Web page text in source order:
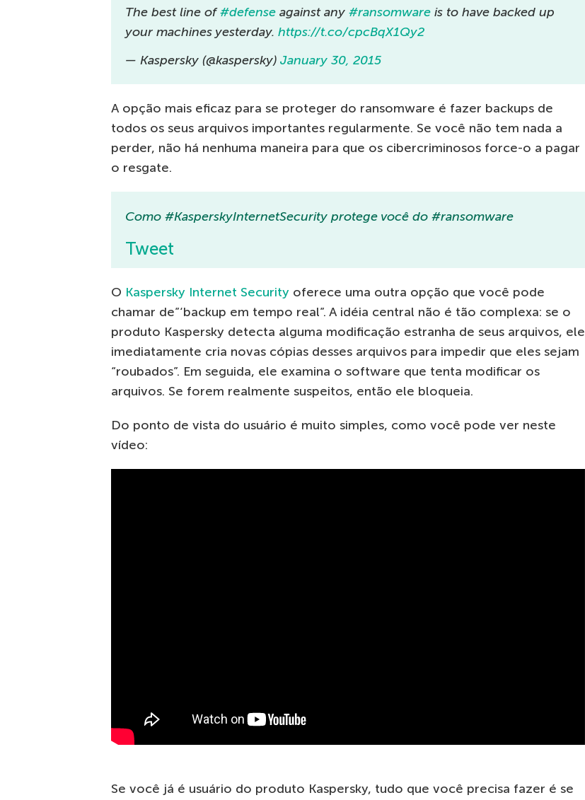
The best line of#defense against any #ransomware is to have backed up
your machines yesterday. https://t.co/cpcBqX1Qy2
— Kaspersky (@kaspersky) January 30, 2015
A opção mais eficaz para se proteger do ransomware é fazer backups de
todos os seus arquivos importantes regularmente. Se você não tem nada a
perder, não há nenhuma maneira para que os cibercriminosos force-o a pagar
o resgate.
Como #KasperskyInternetSecurity protege você do #ransomware
Tweet
O Kaspersky Internet Security oferece uma outra opção que você pode
chamar de”‘backup em tempo real”. A idéia central não é tão complexa: se o
produto Kaspersky detecta alguma modificação estranha de seus arquivos, ele
imediatamente cria novas cópias desses arquivos para impedir que eles sejam
“roubados”. Em seguida, ele examina o software que tenta modificar os
arquivos. Se forem realmente suspeitos, então ele bloqueia.
Do ponto de vista do usuário é muito simples, como você pode ver neste
vídeo:
Se você já é usuário do produto Kaspersky, tudo que você precisa fazer é se